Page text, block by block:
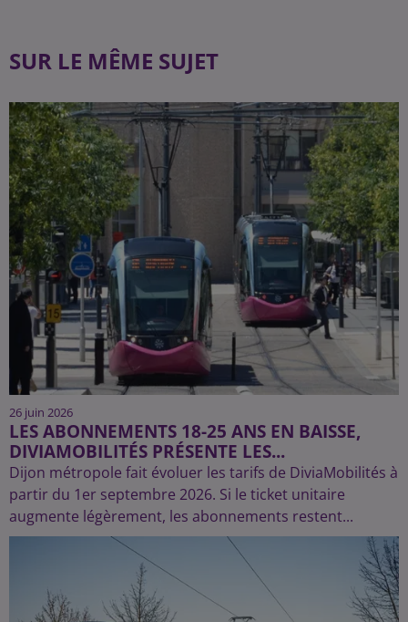
SUR LE MÊME SUJET
26 juin 2026
LES ABONNEMENTS 18-25 ANS EN BAISSE,
DIVIAMOBILITÉS PRÉSENTE LES...
Dijon métropole fait évoluer les tarifs de DiviaMobilités à
partir du 1er septembre 2026. Si le ticket unitaire
augmente légèrement, les abonnements restent...